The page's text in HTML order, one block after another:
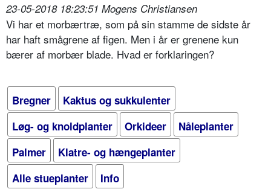
23-05-2018 18:23:51 Mogens Christiansen
Vi har et morbærtræ, som på sin stamme de sidste år
har haft smågrene af figen. Men i år er grenene kun
bærer af morbær blade. Hvad er forklaringen?
Bregner
Kaktus og sukkulenter
Løg- og knoldplanter
Orkideer
Nåleplanter
Palmer
Klatre- og hængeplanter
Alle stueplanter
Info